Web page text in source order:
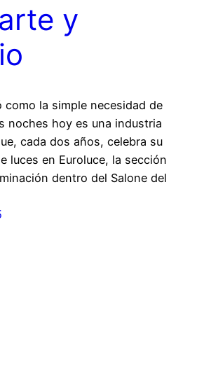
y
como la simple necesidad de
noches hoy es una industria
cada dos años, celebra su
luces en Euroluce, la sección
dentro del Salone del